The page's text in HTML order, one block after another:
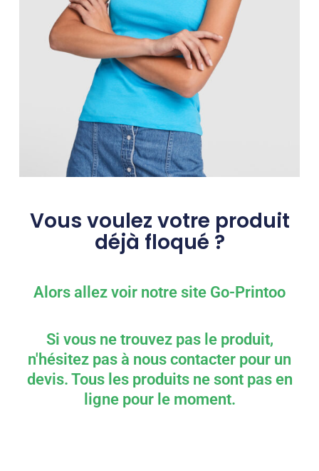
Vous voulez votre produit
déjà floqué ?
Alors allez voir notre site Go-Printoo
Si vous ne trouvez pas le produit,
n'hésitez pas à nous contacter pour un
devis. Tous les produits ne sont pas en
ligne pour le moment.